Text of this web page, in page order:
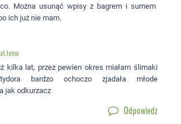
Można usunąć wpisy z bagrem i sumem
ich już nie mam.
temu
kilka lat, przez pewien okres miałam ślimaki
bardzo ochoczo zjadała młode
jak odkurzacz
Odpowiedz